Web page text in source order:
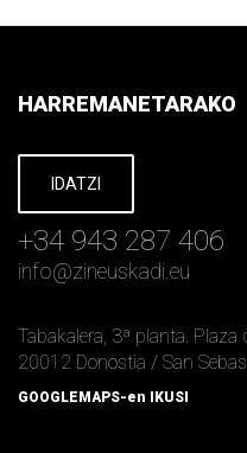
HARREMANETARAKO
IDATZI
+34 943 287 406
info@zineuskadi.eu
Tabakalera, 3ª planta. Plaza
20012 Donostia / San
GOOGLEMAPS-en IKUSI